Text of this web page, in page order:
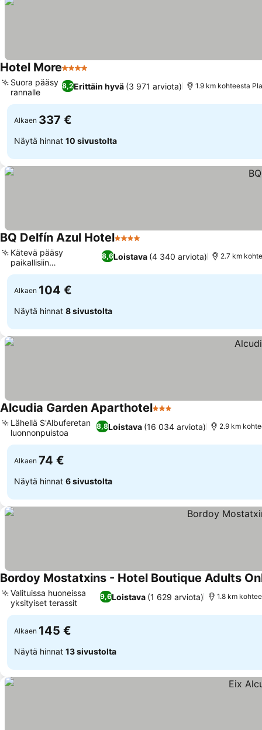
Hotel More4 Tähtiluokitus
8,2Erittäin hyvä (3 971 arviota)
Suora pääsy
rannalle
1.9 km kohteesta
Alkaen 337 €
Näytä hinnat 10 sivustolta
BQ Delfín Azul Hotel4 Tähtiluokitus
8,6Loistava (4 340 arviota)
Kätevä pääsy
paikallisiin
nähtävyyksiin
2.7 km
Alkaen 104 €
Näytä hinnat 8 sivustolta
Alcudia Garden Aparthotel3 Tähtiluokitus
8,8Loistava (16 034 arviota)
Lähellä S'Albuferetan
luonnonpuistoa
2.9 km
Alkaen 74 €
Näytä hinnat 6 sivustolta
Bordoy Mostatxins - Hotel Boutique Adults
9,6Loistava (1 629 arviota)
Valituissa huoneissa
yksityiset terassit
1.8 km
Alkaen 145 €
Näytä hinnat 13 sivustolta